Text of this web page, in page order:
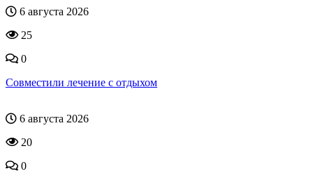
6 августа 2026
25
0
Совместили лечение с отдыхом
6 августа 2026
20
0